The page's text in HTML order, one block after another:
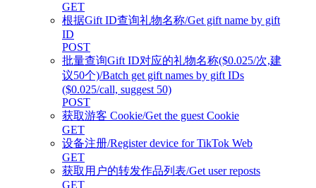
GET
根据Gift ID查询礼物名称/Get gift name by gift
ID
POST
批量查询Gift ID对应的礼物名称($0.025/次,建
议50个)/Batch get gift names by gift IDs
($0.025/call, suggest 50)
POST
获取游客 Cookie/Get the guest Cookie
GET
设备注册/Register device for TikTok Web
GET
获取用户的转发作品列表/Get user reposts
GET